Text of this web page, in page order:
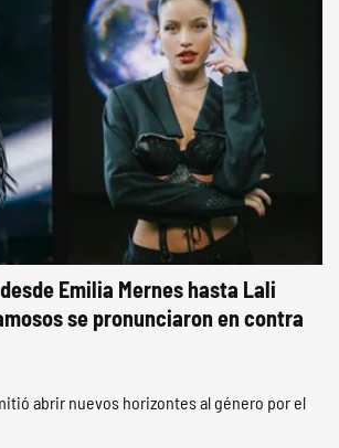
Emilia Mernes hasta Lali
se pronunciaron en contra